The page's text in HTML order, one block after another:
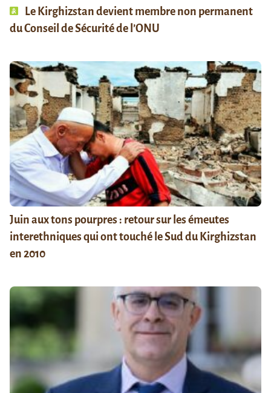
Le Kirghizstan devient membre non permanent
du Conseil de Sécurité de l’ONU
Juin aux tons pourpres : retour sur les émeutes
interethniques qui ont touché le Sud du Kirghizstan
en 2010